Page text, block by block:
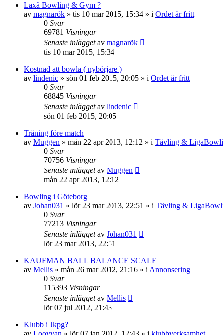
Laxå Bowling & Gym ?
av magnarök » tis 10 mar 2015, 15:34 » i Ordet är fritt
0 Svar
69781 Visningar
Senaste inläggetav magnarök
tis 10 mar 2015, 15:34
Kostnad att bowla ( nybörjare )
av lindenic » sön 01 feb 2015, 20:05 » i Ordet är fritt
0 Svar
68845 Visningar
Senaste inläggetav lindenic
sön 01 feb 2015, 20:05
Träning före match
av Muggen » mån 22 apr 2013, 12:12 » i Tävling &
0 Svar
70756 Visningar
Senaste inläggetav Muggen
mån 22 apr 2013, 12:12
Bowling i Göteborg
av Johan031 » lör 23 mar 2013, 22:51 » i Tävling &
0 Svar
77213 Visningar
Senaste inläggetav Johan031
lör 23 mar 2013, 22:51
KAUFMAN BALL BALANCE SCALE
av Mellis » mån 26 mar 2012, 21:16 » i Annonsering
0 Svar
115393 Visningar
Senaste inläggetav Mellis
lör 07 jul 2012, 21:43
Klubb i Jkpg?
av Loovvan » lör 07 jan 2012, 12:43 » i klubbverksamhet